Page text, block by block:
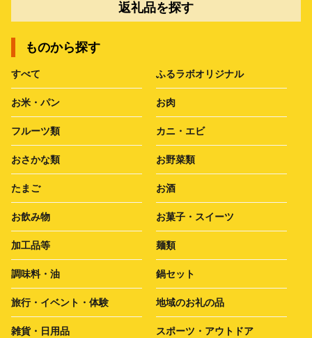
返礼品を探す
ものから探す
すべて ふるラボオリジナル
お米・パン お肉
フルーツ類 カニ・エビ
おさかな類 お野菜類
たまご お酒
お飲み物 お菓子・スイーツ
加工品等 麺類
調味料・油 鍋セット
旅行・イベント・体験 地域のお礼の品
雑貨・日用品 スポーツ・アウトドア